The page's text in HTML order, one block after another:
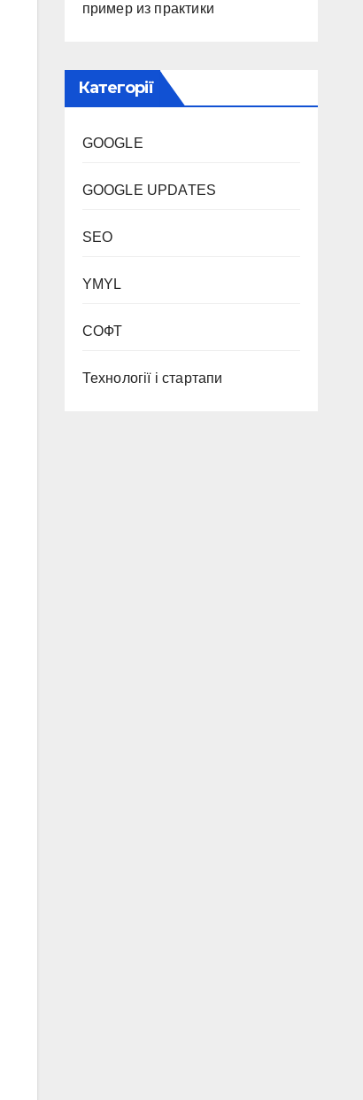
пример из практики
Категорії
GOOGLE
GOOGLE UPDATES
SEO
YMYL
СОФТ
Технології і стартапи